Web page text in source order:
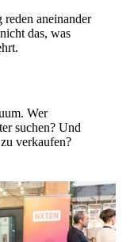
aneinander
das, was
Wer
suchen? Und
verkaufen?